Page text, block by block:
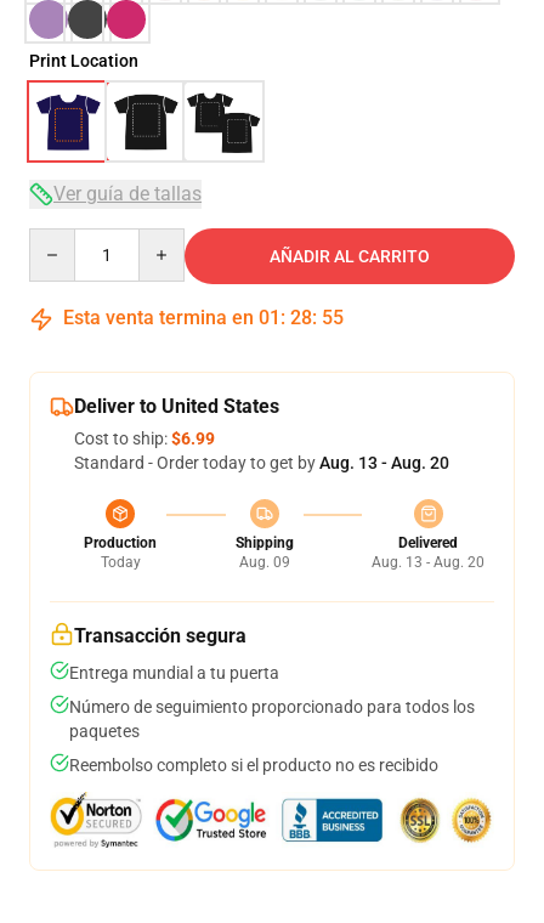
Print Location
Ver guía de tallas
AÑADIR AL CARRITO
Esta venta termina en 01 : 28: 54
Deliver to United States
Cost to ship:$6.99
Standard - Order today to get byAug. 13 - Aug. 20
Production
Today
Shipping
Aug. 09
Delivered
Aug. 13 - Aug. 20
Transacción segura
Entrega mundial a tu puerta
Número de seguimiento proporcionado para todos los
paquetes
Reembolso completo si el producto no es recibido